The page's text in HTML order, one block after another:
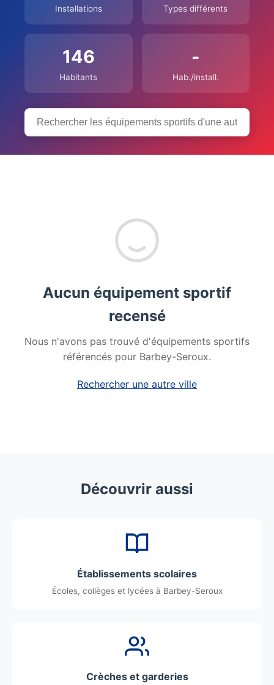
Installations Types différents
146
Habitants
-
Hab./install.
Aucun équipement sportif
recensé
Nous n'avons pas trouvé d'équipements sportifs
référencés pour Barbey-Seroux.
Rechercher une autre ville
Découvrir aussi
Établissements scolaires
Écoles, collèges et lycées à Barbey-Seroux
Crèches et garderies